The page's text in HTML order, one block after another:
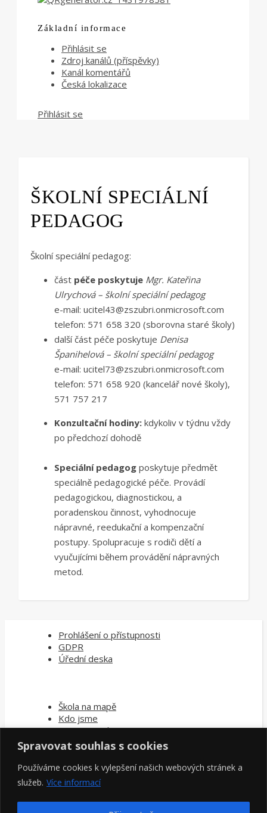
Spravovat souhlas s cookies
Používáme cookies k vylepšení našich webových stránek a
služeb. Více informací
Základní informace
Přihlásit se
Zdroj kanálů (příspěvky)
Kanál komentářů
Česká lokalizace
Přihlásit se
ŠKOLNÍ SPECIÁLNÍ
PEDAGOG
Školní speciální pedagog:
část péče poskytuje Mgr. Kateřina
Ulrychová – školní speciální pedagog
e-mail: ucitel43@zszubri.onmicrosoft.com
telefon: 571 658 320 (sborovna staré školy)
další část péče poskytuje Denisa
Španihelová – školní speciální pedagog
e-mail: ucitel73@zszubri.onmicrosoft.com
telefon: 571 658 920 (kancelář nové školy),
571 757 217
Konzultační hodiny: kdykoliv v týdnu vždy
po předchozí dohodě
Speciální pedagog poskytuje předmět
speciálně pedagogické péče. Provádí
pedagogickou, diagnostickou, a
poradenskou činnost, vyhodnocuje
nápravné, reedukační a kompenzační
postupy. Spolupracuje s rodiči dětí a
vyučujícími během provádění nápravných
metod.
Prohlášení o přístupnosti
GDPR
Úřední deska
Škola na mapě
Kdo jsme
Oznamovací povinnost
Kontakty pedag. pracovníci
Kontakty škola